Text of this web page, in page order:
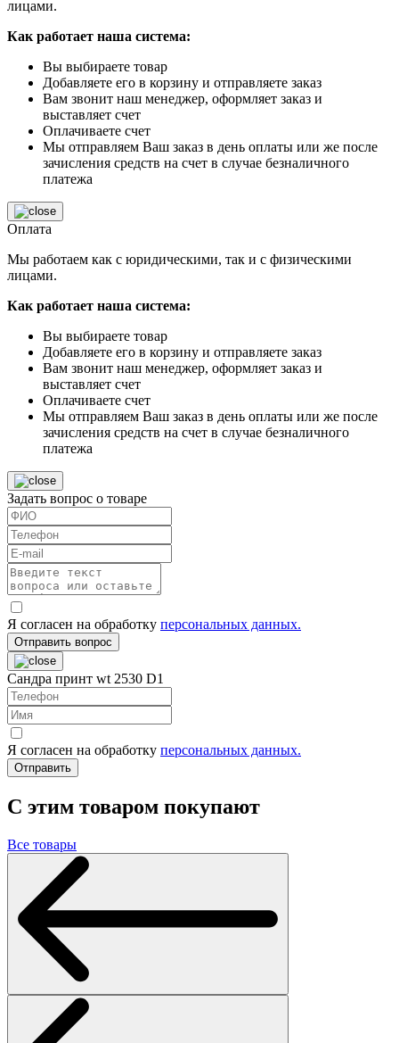
лицами.
Как работает наша система:
Вы выбираете товар
Добавляете его в корзину и отправляете заказ
Вам звонит наш менеджер, оформляет заказ и
выставляет счет
Оплачиваете счет
Мы отправляем Ваш заказ в день оплаты или же после
зачисления средств на счет в случае безналичного
платежа
Оплата
Мы работаем как с юридическими, так и с физическими
лицами.
Как работает наша система:
Вы выбираете товар
Добавляете его в корзину и отправляете заказ
Вам звонит наш менеджер, оформляет заказ и
выставляет счет
Оплачиваете счет
Мы отправляем Ваш заказ в день оплаты или же после
зачисления средств на счет в случае безналичного
платежа
Задать вопрос о товаре
Я согласен на обработку персональных данных.
Отправить вопрос
Сандра принт wt 2530 D1
Я согласен на обработку персональных данных.
Отправить
C этим товаром покупают
Все товары